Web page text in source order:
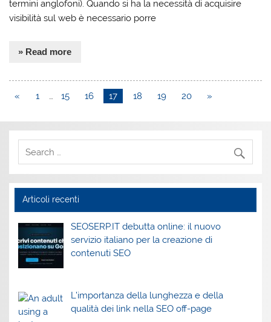
termini anglofoni). Quando si ha la necessità di acquisire
visibilità sul web è necessario porre
» Read more
« 1 … 15 16 17 18 19 20 »
Articoli recenti
SEOSERP.IT debutta online: il nuovo
servizio italiano per la creazione di
contenuti SEO
L’importanza della lunghezza e della
qualità dei link nella SEO off-page